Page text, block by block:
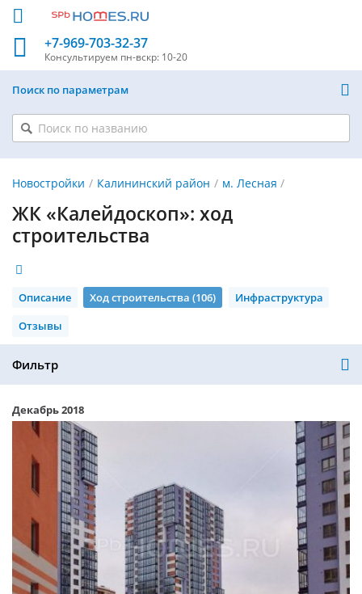
+7-969-703-32-37
Консультируем пн-вскр: 10-20
Поиск по параметрам
Новостройки Калининский район м. Лесная
ЖК «Калейдоскоп»: ход
строительства
Описание Ход строительства (106)
Инфраструктура
Отзывы
Фильтр
Декабрь 2018